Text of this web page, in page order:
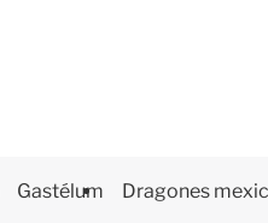
Gastélum Dragones